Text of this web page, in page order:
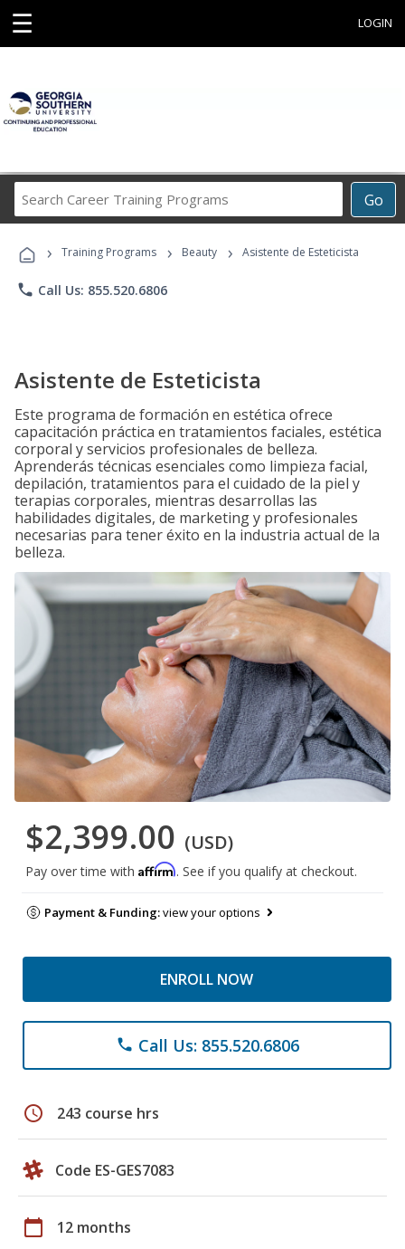
☰ LOGIN
Go
Career
Programs
› Training Programs › Beauty › Asistente de Esteticista
phone Call Us: 855.520.6806
Asistente de Esteticista
Este programa de formación en estética ofrece
capacitación práctica en tratamientos faciales, estética
corporal y servicios profesionales de belleza.
Aprenderás técnicas esenciales como limpieza facial,
depilación, tratamientos para el cuidado de la piel y
terapias corporales, mientras desarrollas las
habilidades digitales, de marketing y profesionales
necesarias para tener éxito en la industria actual de la
belleza.
$2,399.00 (USD)
Pay over time with Affirm. See if you qualify at checkout.
Payment & Funding:view your options
ENROLL NOW
phone Call Us: 855.520.6806
schedule 243 course hrs
Code ES-GES7083
calendar_today 12 months